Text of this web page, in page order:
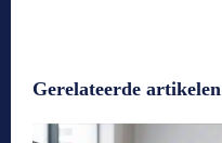
Gerelateerde artikelen